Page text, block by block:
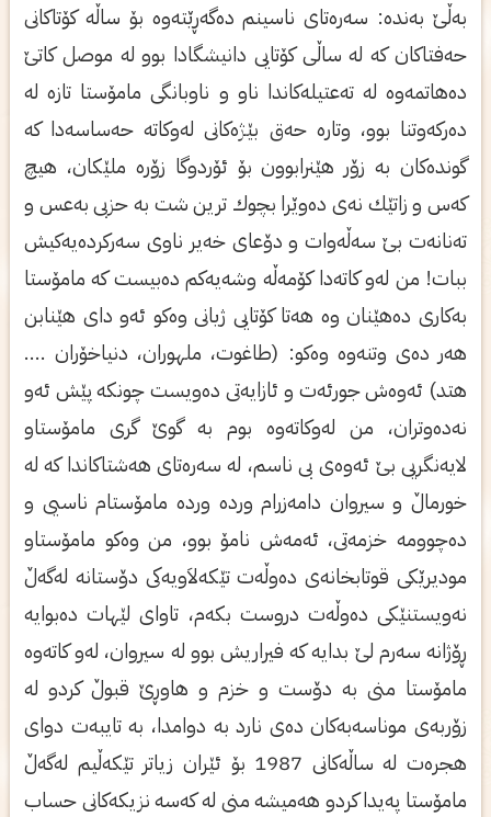
به‌ڵێ به‌نده‌: سه‌ره‌تای‌ ناسینم ده‌گه‌ڕێته‌وه‌ بۆ ساڵه‌ كۆتاكانی‌
حه‌فتاكان كه‌ له‌ ساڵی‌ كۆتایی‌ دانیشگادا بوو له‌ موصل كاتێ
ده‌هاتمه‌وه‌ له‌ ته‌عتیله‌كاندا ناو و ناوبانگی‌ مامۆستا تازه‌ له‌
ده‌ركه‌وتنا بوو، وتاره‌ حه‌ق بێژه‌كانی‌ له‌وكاته‌ حه‌ساسه‌دا كه‌
گونده‌كان به‌ زۆر هێنرابوون بۆ ئۆردوگا زۆره‌ ملێكان، هیچ
كه‌س و زاتێك نه‌ی‌ ده‌وێرا بچوك ترین شت به‌ حزبی‌ به‌عس و
ته‌نانه‌ت بێ سه‌ڵه‌وات و دۆعای‌ خه‌یر ناوی‌ سه‌ركرده‌یه‌كیش
ببات! من له‌و كاته‌دا كۆمه‌ڵه‌ وشه‌یه‌كم ده‌بیست كه‌ مامۆستا
به‌كاری‌ ده‌هێنان وه‌ هه‌تا كۆتایی‌ ژیانی‌ وه‌كو ئه‌و دای‌ هێنابن
هه‌ر ده‌ی‌ وتنه‌وه‌ وه‌كو: (طاغوت، ملهوران، دنیاخۆران ....
هتد) ئه‌وه‌ش جورئه‌ت و ئازایه‌تی‌ ده‌ویست چونكه‌ پێش ئه‌و
نه‌ده‌وتران، من له‌وكاته‌وه‌ بوم به‌ گوێ گری‌ مامۆستاو
لایه‌نگریی‌ بێ ئه‌وه‌ی‌ بی ناسم، له‌ سه‌ره‌تای‌ هه‌شتاكاندا كه‌ له‌
خورماڵ و سیروان دامه‌زرام ورده‌ ورده‌ مامۆستام ناسیی‌ و
ده‌چوومه‌ خزمه‌تی‌، ئه‌مه‌ش نامۆ بوو، من وه‌كو مامۆستاو
مودیرێكی‌ قوتابخانه‌ی‌ ده‌وڵه‌ت تێكه‌لاَویه‌كی‌ دۆستانه‌ له‌گه‌ڵ
نه‌ویستنێكی‌ ده‌وڵه‌ت دروست بكه‌م، تاوای‌ لێهات ده‌بوایه‌
ڕۆژانه‌ سه‌رم لێ بدایه‌ كه‌ فیراریش بوو له‌ سیروان، له‌و كاته‌وه‌
مامۆستا منی‌ به‌ دۆست و خزم و هاوڕێ قبوڵ كردو له‌
زۆربه‌ی‌ موناسه‌به‌كان ده‌ی‌ نارد به‌ دوامدا، به‌ تایبه‌ت دوای‌
هجره‌ت له‌ ساڵه‌كانی‌ 1987 بۆ ئێران زیاتر تێكه‌ڵیم له‌گه‌ڵ
مامۆستا په‌یدا كردو هه‌میشه‌ منی‌ له‌ كه‌سه‌ نزیكه‌كانی‌ حساب